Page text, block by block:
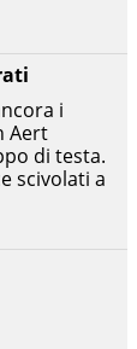
i
Aert
di testa.
scivolati a